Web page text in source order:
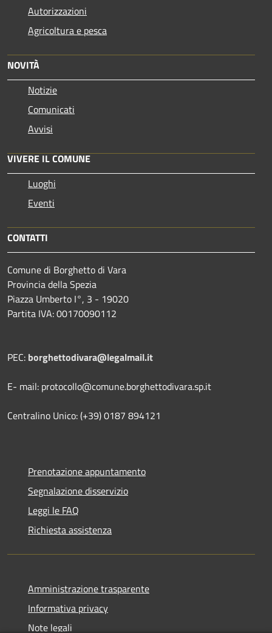
Autorizzazioni
Agricoltura e pesca
NOVITÀ
Notizie
Comunicati
Avvisi
VIVERE IL COMUNE
Luoghi
Eventi
CONTATTI
Comune di Borghetto di Vara
Provincia della Spezia
Piazza Umberto I°, 3 - 19020
Partita IVA: 00170090112
PEC: borghettodivara@legalmail.it
E- mail: protocollo@comune.borghettodivara.sp.it
Centralino Unico: (+39) 0187 894121
Prenotazione appuntamento
Segnalazione disservizio
Leggi le FAQ
Richiesta assistenza
Amministrazione trasparente
Informativa privacy
Note legali